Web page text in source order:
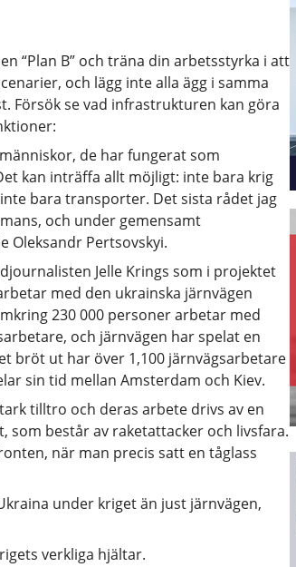
“Plan B” och träna din arbetsstyrka i att
och lägg inte alla ägg i samma
Försök se vad infrastrukturen kan göra
de har fungerat som
kan inträffa allt möjligt: inte bara krig
bara transporter. Det sista rådet jag
och under gemensamt
Oleksandr Pertsovskyi.
Jelle Krings som i projektet
med den ukrainska järnvägen
230 000 personer arbetar med
och järnvägen har spelat en
bröt ut har över 1,100 järnvägsarbetare
sin tid mellan Amsterdam och Kiev.
tilltro och deras arbete drivs av en
som består av raketattacker och livsfara.
när man precis satt en tåglass
under kriget än just järnvägen,
verkliga hjältar.